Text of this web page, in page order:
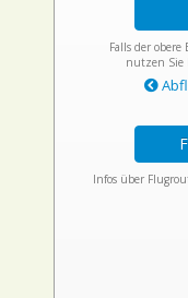
Falls der
nutzen Sie
Infos über